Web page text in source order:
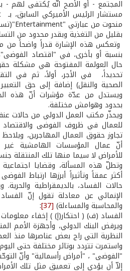
المجتمع - أو الأصح انّه يُكتفى لهم -
بقليل من التغذية وبقدر محدود من
وتعكس هذه الإشارة قدراً واضحاً من
بنسبة أو بأخرى، في "اقتصاد
حال العولمة المفتوحة هي مشكلة
تحديداً، في الأجر، أولاً، ثم في
الصحية والنقل) إضافة إلى حق
ويستدل من عدّة مؤشرات أنّ هذه
بحدود وهوامش مختلفة.
ويحذّر مكتب العمل الدولي من حالات
للعمال في ظروف الفوضى والاقتصاد
تجاوز حقوق العمال المهاجرين،
أنّ عمال المؤسسات الهامشية غير
للأمراض لا سيما منها تلك المنتقلة
وتطلّ هذه المسألة، وقضايا
أكثر عمقاً وتأثيراً أبرزها ارتباط
حالات الفساد، بالديمقراطية والحرية.
الإنمائي عن معادلة تقول إنّ
والمحاسبة والمساءلة) [37]
:
الفساد (ف) ( احتكار(إ) ) إخفاء
ويرفض البنك الدولي، وأجهزة الأمم
النظرية التي راج بعض عناصرها منذ
واستمرت تتردد بوتائر مختلفة حتى
"الفوضى" ، "أمراض رأسمالية" وأنّ
إلاّ أن يؤدي إلى تعميق مثل تلك